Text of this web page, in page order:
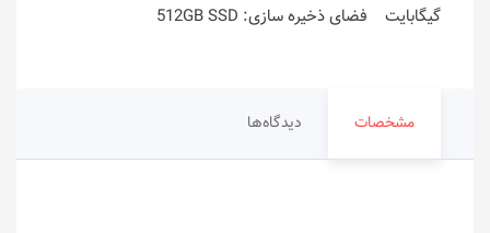
گیگابایت فضای ذخیره سازی: 512GB SSD
مشخصات دیدگاه‌ها